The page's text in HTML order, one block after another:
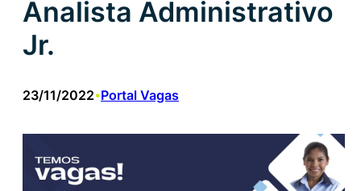
Analista Administrativo
Jr.
23/11/2022•Portal Vagas